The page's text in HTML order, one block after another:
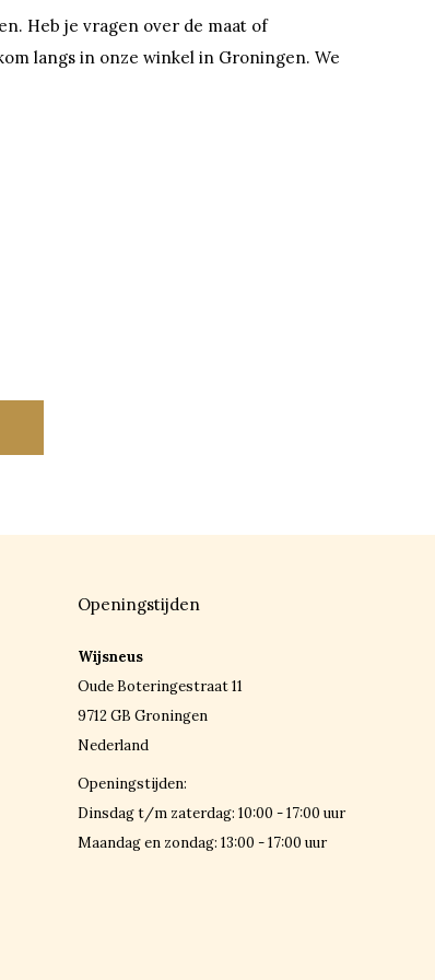
Heb je vragen over de maat of
langs in onze winkel in Groningen. We
Openingstijden
Wijsneus
Oude Boteringestraat 11
9712 GB Groningen
Nederland
Openingstijden:
Dinsdag t/m zaterdag: 10:00 - 17:00 uur
Maandag en zondag: 13:00 - 17:00 uur